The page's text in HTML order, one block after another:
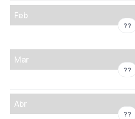
Feb
??
Mar
??
Abr
??